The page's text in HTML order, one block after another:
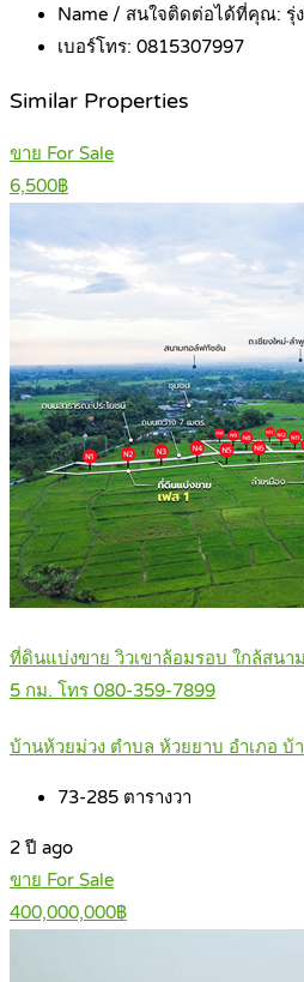
Name / สนใจติดต่อได้ที่คุณ: รุ่
เบอร์โทร: 0815307997
Similar Properties
ขาย For Sale
6,500฿
ที่ดินแบ่งขาย วิวเขาล้อมรอบ ใกล้สนา
5 กม. โทร 080-359-7899
บ้านห้วยม่วง ตำบล ห้วยยาบ อำเภอ บ้
73-285 ตารางวา
2 ปี ago
ขาย For Sale
400,000,000฿